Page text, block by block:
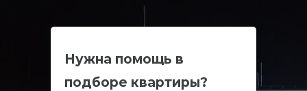
Нужна помощь в
подборе квартиры?